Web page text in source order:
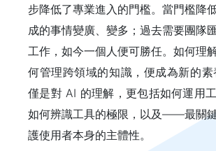
步降低了專業進入的門檻。當門檻降
成的事情變廣、變多；過去需要團隊
工作，如今一個人便可勝任。如何理
何管理跨領域的知識，便成為新的
僅是對 AI 的理解，更包括如何運用工
如何辨識工具的極限，以及——最關
護使用者本身的主體性。